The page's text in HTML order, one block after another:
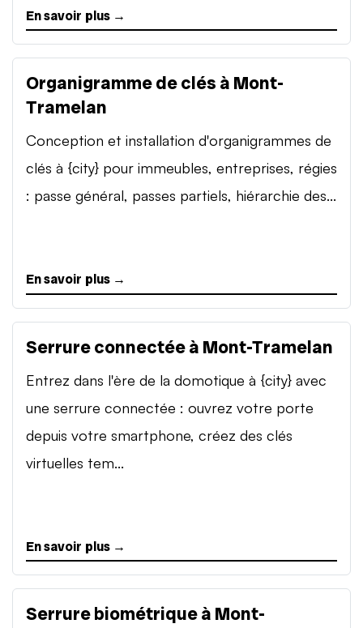
En savoir plus →
Organigramme de clés à Mont-
Tramelan
Conception et installation d'organigrammes de
clés à {city} pour immeubles, entreprises, régies
: passe général, passes partiels, hiérarchie des...
En savoir plus →
Serrure connectée à Mont-Tramelan
Entrez dans l'ère de la domotique à {city} avec
une serrure connectée : ouvrez votre porte
depuis votre smartphone, créez des clés
virtuelles tem...
En savoir plus →
Serrure biométrique à Mont-